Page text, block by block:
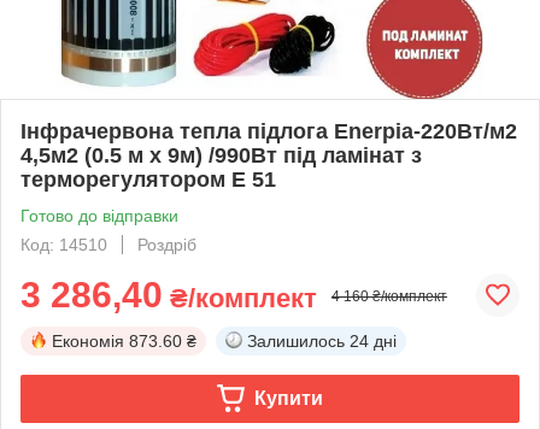
Інфрачервона тепла підлога Enerpia-220Вт/м2
4,5м2 (0.5 м х 9м) /990Вт під ламінат з
терморегулятором E 51
Готово до відправки
Код: 14510
Роздріб
3 286,40 ₴/комплект 4 160 ₴/комплект
Економія 873.60 ₴ Залишилось 24 дні
Купити